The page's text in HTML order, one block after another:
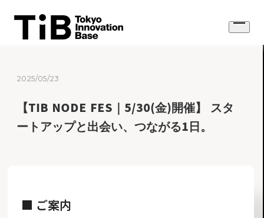
content
Open
2025/05/23
【TIB NODE FES｜5/30(金)開催】 スタ
ートアップと出会い、つながる1日。
■ ご案内